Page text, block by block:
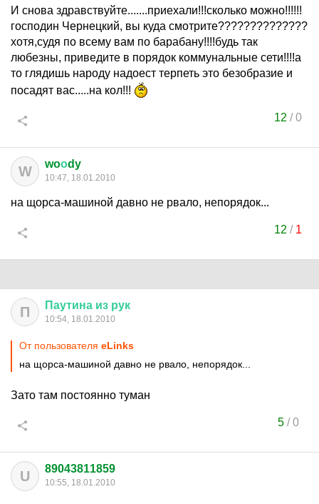
И снова здравствуйте.......приехали!!!сколько можно!!!!!!
господин Чернецкий, вы куда смотрите??????????????
хотя,судя по всему вам по барабану!!!!будь так
любезны, приведите в порядок коммунальные сети!!!!а
то глядишь народу надоест терпеть это безобразие и
посадят вас.....на кол!!!
12 /0
W woоdy
10:47, 18.01.2010
на щорса-машиной давно не рвало, непорядок...
12 / 1
П Паутина из рук
10:54, 18.01.2010
От пользователя eLinks
на щорса-машиной давно не рвало, непорядок...
Зато там постоянно туман
5/0
U 89043811859
10:55, 18.01.2010